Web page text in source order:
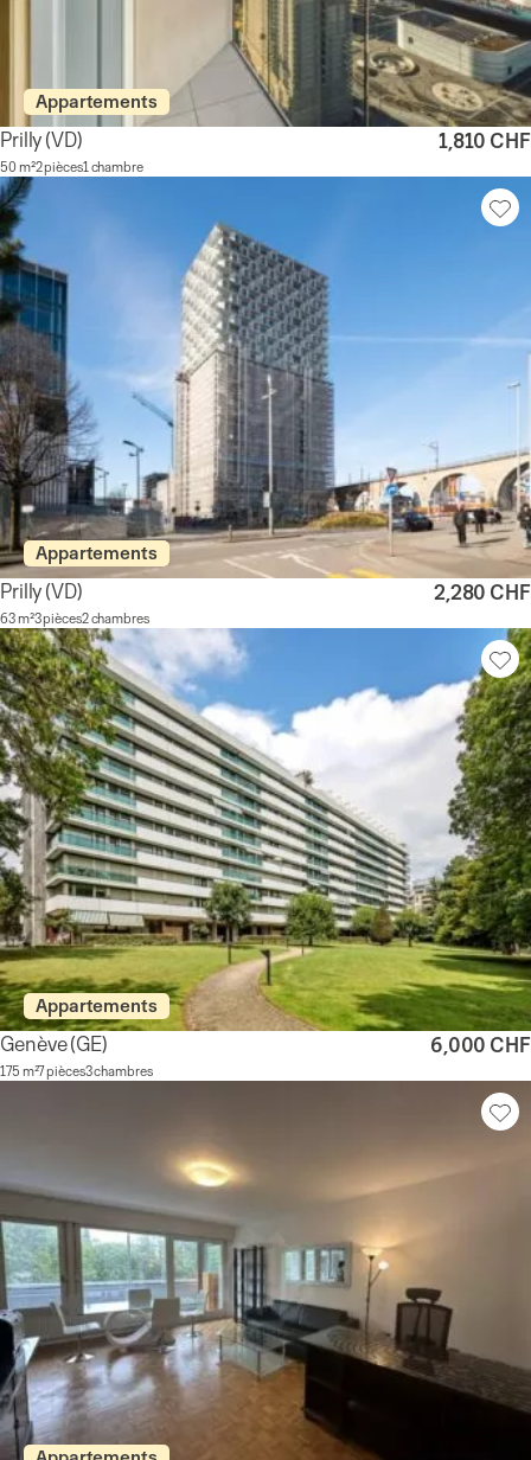
Appartements
Prilly(VD)
50 m²2 pièces1 chambre
1,810 CHF
Appartements
Prilly(VD)
63 m²3 pièces2 chambres
2,280 CHF
Appartements
Genève(GE)
175 m²7 pièces3 chambres
6,000 CHF